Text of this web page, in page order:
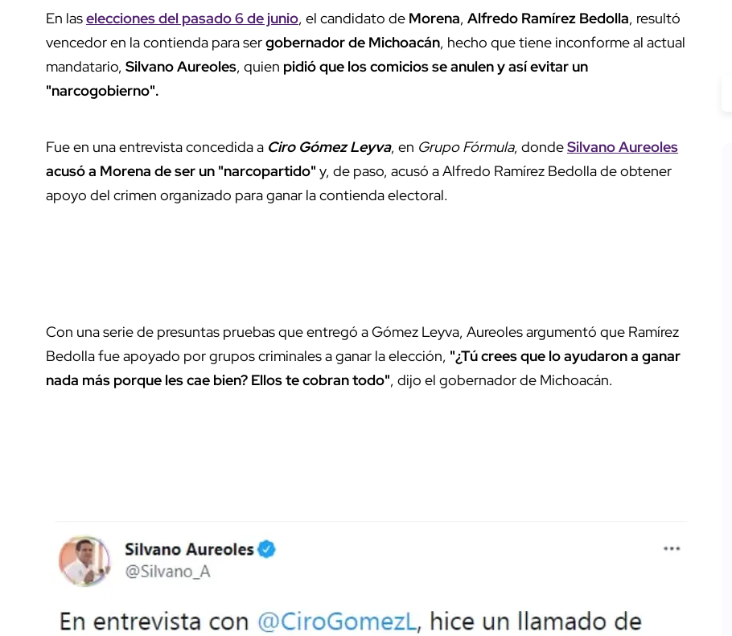
En laselecciones del pasado 6 de junio, el candidato de Morena, Alfredo Ramírez Bedolla, resultó
vencedor en la contienda para sergobernador de Michoacán, hecho que tiene inconforme al actual
mandatario, Silvano Aureoles, quien pidió que los comicios se anulen y así evitar un
"narcogobierno".
Fue en una entrevista concedida a Ciro Gómez Leyva, en Grupo Fórmula, dondeSilvano Aureoles
acusó a Morena de ser un "narcopartido" y, de paso, acusó a Alfredo Ramírez Bedolla de obtener
apoyo del crimen organizado para ganar la contienda electoral.
Con una serie de presuntas pruebas que entregó a Gómez Leyva, Aureoles argumentó que Ramírez
Bedolla fue apoyado por grupos criminales a ganar la elección, "¿Tú crees que lo ayudaron a ganar
nada más porque les cae bien? Ellos te cobran todo", dijo el gobernador de Michoacán.